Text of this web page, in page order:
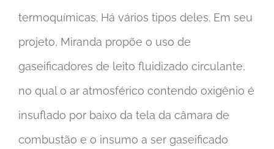
termoquímicas. Há vários tipos deles. Em seu
projeto, Miranda propõe o uso de
gaseificadores de leito fluidizado circulante,
no qual o ar atmosférico contendo oxigênio é
insuflado por baixo da tela da câmara de
combustão e o insumo a ser gaseificado